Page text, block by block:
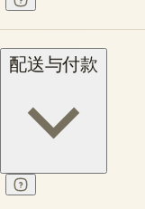
配送与付款